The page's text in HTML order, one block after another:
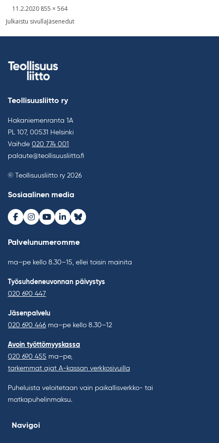
Kirjoitettu
11.2.2020 Täysikokoinen
855 × 564
Artikkelien
Julkaistu sivullaJäsenedut
Teollisuusliitto ry
Hakaniemenranta 1A
PL 107, 00531 Helsinki
Vaihde 020 774 001
palaute@teollisuusliitto.fi
© Teollisuusliitto ry 2026
Sosiaalinen media
Facebook
Instagram
Youtube
LinkedInBluesky
Palvelunumeromme
ma–pe kello 8.30–15, ellei toisin mainita
Työsuhdeneuvonnan päivystys
020 690 447
Jäsenpalvelu
020 690 446 ma–pe kello 8.30–12
Avoin työttömyyskassa
020 690 455 ma–pe,
tarkemmat ajat A-kassan verkkosivuilla
Puheluista veloitetaan vain paikallisverkko- tai
matkapuhelinmaksu.
Navigoi